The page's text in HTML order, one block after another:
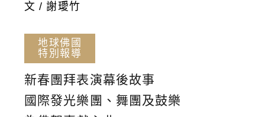
文 / 謝璦竹
地球佛國
特別報導
新春團拜表演幕後故事
國際發光樂團、舞團及鼓樂